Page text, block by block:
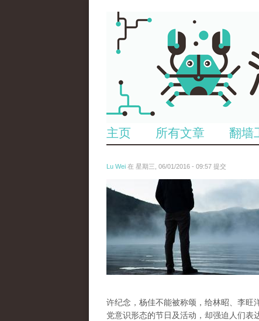
主页 所有文章 翻墙
Lu Wei 在 星期三, 06/01/2016 - 09:57 提交
wen_tou_tu_2.jpg
许纪念，杨佳不能被称颂，给林昭、李旺
党意识形态的节日及活动，却强迫人们表